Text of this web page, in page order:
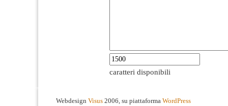
caratteri disponibili
Webdesign Visus 2006, su piattaforma WordPress